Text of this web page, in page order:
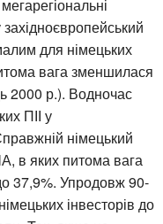
західноєвропейський
для німецьких
вага зменшилася
2000 р.). Водночас
ПІІ у
німецький
в яких питома вага
37,9%. Упродовж 90-
інвесторів до